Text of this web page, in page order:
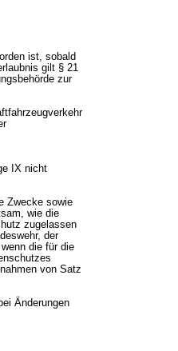
ist, sobald
gilt § 21
zur
IX nicht
Zwecke sowie
wie die
zugelassen
der
die für die
von Satz
Änderungen